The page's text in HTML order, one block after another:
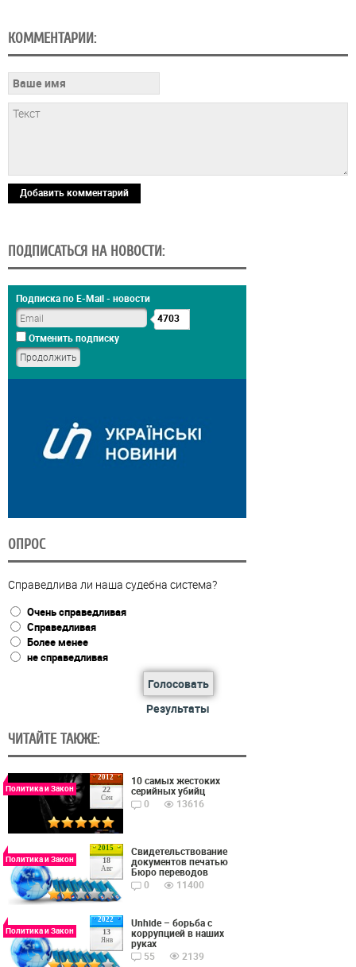
КОММЕНТАРИИ:
Добавить комментарий
ПОДПИСАТЬСЯ НА НОВОСТИ:
Подписка по E-Mail - новости
4703
Отменить подписку
ОПРОС
Справедлива ли наша судебна система?
Очень справедливая
Справедливая
Более менее
не справедливая
Голосовать
Результаты
ЧИТАЙТЕ ТАКЖЕ:
2012
22
Сен
Политика и Закон
10 самых жестоких
серийных убийц
0
13616
2015
18
Авг
Политика и Закон
Cвидетельствование
документов печатью
Бюро переводов
0
11400
2022
13
Янв
Политика и Закон
Unhide – борьба с
коррупцией в наших
руках
55
2139